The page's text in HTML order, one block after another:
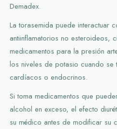
Demadex.
La torasemida puede interactuar
antiinflamatorios no esteroideos,
medicamentos para la presión
los niveles de potasio cuando se
cardíacos o endocrinos.
Si toma medicamentos que
alcohol en exceso, el efecto
su médico antes de modificar su